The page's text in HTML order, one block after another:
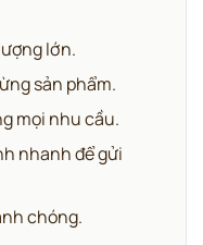
lớn.
sản phẩm.
mọi nhu cầu.
nhanh để gửi
chóng.